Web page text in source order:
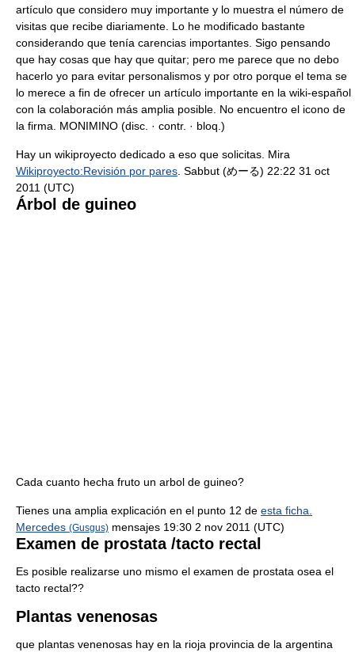
artículo que considero muy importante y lo muestra el número de
visitas que recibe diariamente. Lo he modificado bastante
considerando que tenía carencias importantes. Sigo pensando
que hay cosas que hay que quitar; pero me parece que no debo
hacerlo yo para evitar personalismos y por otro porque el tema se
lo merece a fin de ofrecer un artículo importante en la wiki-español
con la colaboración más amplia posible. No encuentro el icono de
la firma. MONIMINO (disc. · contr. · bloq. )
Hay un wikiproyecto dedicado a eso que solicitas. Mira
Wikiproyecto:Revisión por pares . Sabbut (めーる) 22:22 31 oct
2011 (UTC)
Árbol de guineo
Cada cuanto hecha fruto un arbol de guineo?
Tienes una amplia explicación en el punto 12 de esta ficha.
Mercedes (Gusgus) mensajes 19:30 2 nov 2011 (UTC)
Examen de prostata /tacto rectal
Es posible realizarse uno mismo el examen de prostata osea el
tacto rectal??
Plantas venenosas
que plantas venenosas hay en la rioja provincia de la argentina